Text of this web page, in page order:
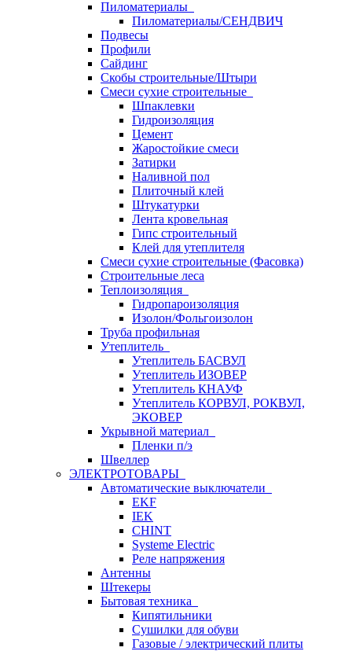
Пиломатериалы
Пиломатериалы/СЕНДВИЧ
Подвесы
Профили
Сайдинг
Скобы строительные/Штыри
Смеси сухие строительные
Шпаклевки
Гидроизоляция
Цемент
Жаростойкие смеси
Затирки
Наливной пол
Плиточный клей
Штукатурки
Лента кровельная
Гипс строительный
Клей для утеплителя
Смеси сухие строительные (Фасовка)
Строительные леса
Теплоизоляция
Гидропароизоляция
Изолон/Фольгоизолон
Труба профильная
Утеплитель
Утеплитель БАСВУЛ
Утеплитель ИЗОВЕР
Утеплитель КНАУФ
Утеплитель КОРВУЛ, РОКВУЛ,
ЭКОВЕР
Укрывной материал
Пленки п/э
Швеллер
ЭЛЕКТРОТОВАРЫ
Автоматические выключатели
EKF
IEK
CHINT
Systeme Electric
Реле напряжения
Антенны
Штекеры
Бытовая техника
Кипятильники
Сушилки для обуви
Газовые / электрический плиты